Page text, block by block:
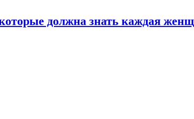
должна знать каждая